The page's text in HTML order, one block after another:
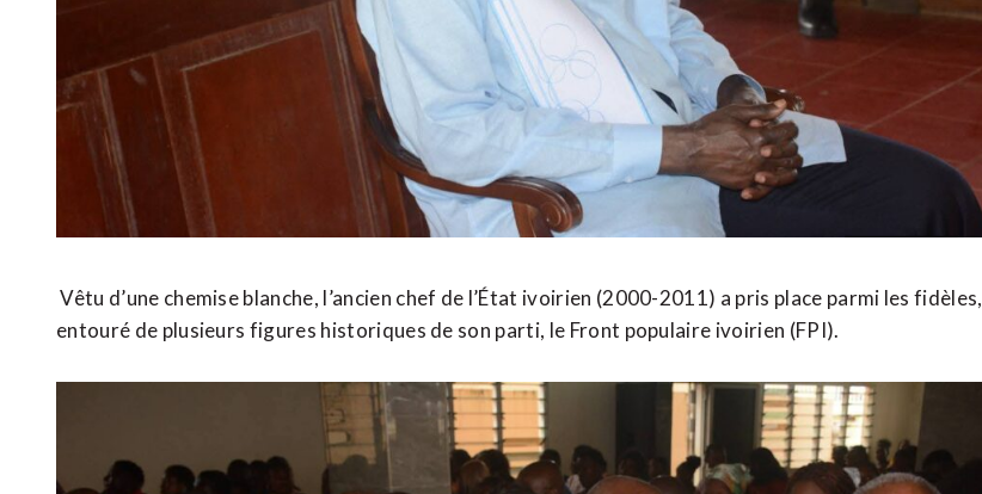
Vêtu d’une chemise blanche, l’ancien chef de l’État ivoirien (2000-2011) a pris place parmi les fidèles,
entouré de plusieurs figures historiques de son parti, le Front populaire ivoirien (FPI).